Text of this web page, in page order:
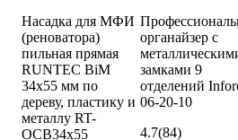
Насадка для МФИ
(реноватора)
пильная прямая
RUNTEC BiM
34x55 мм по
дереву, пластику и
металлу RT-
OCB34x55
органайзер с
замками 9
отделений
06-20-10
4.7(84)